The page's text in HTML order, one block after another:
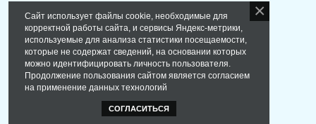
Сайт использует файлы cookie, необходимые для
корректной работы сайта, и сервисы Яндекс-метрики,
используемые для анализа статистики посещаемости,
которые не содержат сведений, на основании которых
можно идентифицировать личность пользователя.
Продолжение пользования сайтом является согласием
на применение данных технологий
СОГЛАСИТЬСЯ